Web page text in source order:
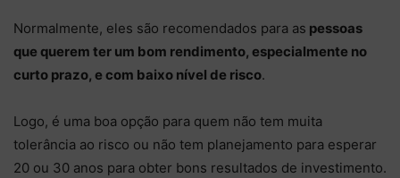
Normalmente, eles são recomendados para as pessoas
que querem ter um bom rendimento, especialmente no
curto prazo, e com baixo nível de risco.
Logo, é uma boa opção para quem não tem muita
tolerância ao risco ou não tem planejamento para esperar
20 ou 30 anos para obter bons resultados de investimento.